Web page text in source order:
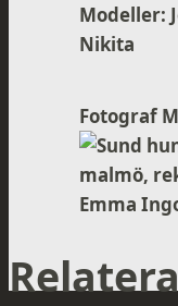
Modeller:
Nikita
Fotograf